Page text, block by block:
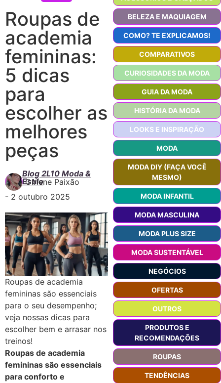
Roupas de
academia
femininas:
5 dicas
para
escolher as
melhores
peças
Blog 2L10 Moda &
Estilo
Girlene Paixão
- 2 outubro 2025
Roupas de academia
femininas são essenciais
para o seu desempenho;
veja nossas dicas para
escolher bem e arrasar nos
treinos!
Roupas de academia
femininas são essenciais
para conforto e
BELEZA E MAQUIAGEM
COMO? TE EXPLICAMOS!
COMPARATIVOS
CURIOSIDADES DA MODA
GUIA DA MODA
HISTÓRIA DA MODA
LOOKS E INSPIRAÇÃO
MODA
MODA DIY (FAÇA VOCÊ
MESMO)
MODA INFANTIL
MODA MASCULINA
MODA PLUS SIZE
MODA SUSTENTÁVEL
NEGÓCIOS
OFERTAS
OUTROS
PRODUTOS E
RECOMENDAÇÕES
ROUPAS
TENDÊNCIAS